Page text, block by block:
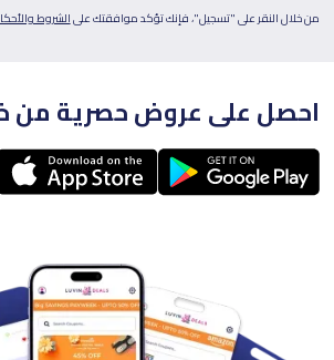
من خلال النقر على "تسجيل"، فإنك تؤكد موافقتك علىالشروط
احصل على عروض حصرية من